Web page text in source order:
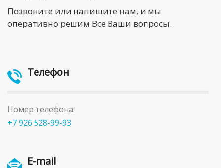
Позвоните или напишите нам, и мы
оперативно решим Все Ваши вопросы.
Телефон
Номер телефона:
+7 926 528-99-93
E-mail